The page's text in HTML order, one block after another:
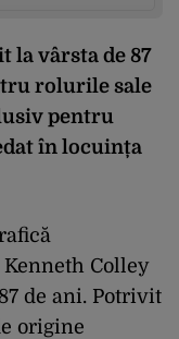
la vârsta de 87
rolurile sale
pentru
în locuința
Colley
de ani. Potrivit
origine